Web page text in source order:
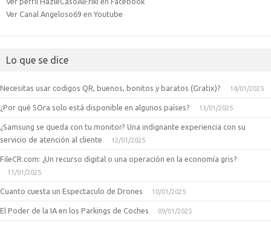
Ver Canal Angeloso69 en Youtube
Lo que se dice
Necesitas usar codigos QR, buenos, bonitos y baratos (Gratix)? 14/01/2025
¿Por qué SOra solo está disponible en algunos países? 13/01/2025
¿Samsung se queda con tu monitor? Una indignante experiencia con su
servicio de atención al cliente
12/01/2025
FileCR.com: ¿Un recurso digital o una operación en la economía gris?
11/01/2025
Cuanto cuesta un Espectaculo de Drones 10/01/2025
El Poder de la IA en los Parkings de Coches 09/01/2025